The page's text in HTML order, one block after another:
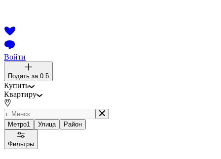
Войти
Подать за 0 ƃ
Купить
Квартиру
Метро1 Улица Район
Фильтры